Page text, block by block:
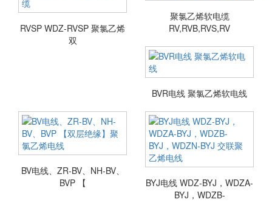
RVSP WDZ-RVSP 聚氯乙烯
双
聚氯乙烯软电缆
RV,RVB,RVS,RV
BVR电线 聚氯乙烯软电线
BV电线、ZR-BV、NH-BV、
BVP 【
BYJ电线 WDZ-BYJ，WDZA-
BYJ，WDZB-